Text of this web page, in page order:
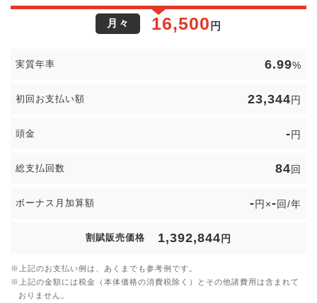
月々 16,500 円
実質年率 6.99%
初回お支払い額 23,344円
頭金 -円
総支払回数 84回
ボーナス月加算額 -円×-回/年
割賦販売価格 1,392,844 円
上記のお支払い例は、あくまでも参考例です。
上記の金額には税金（本体価格の消費税除く）とその他諸費用は含まれて
おりません。